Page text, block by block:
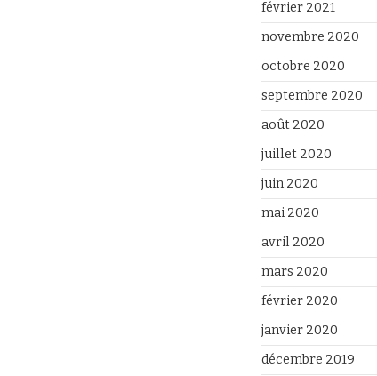
février 2021
novembre 2020
octobre 2020
septembre 2020
août 2020
juillet 2020
juin 2020
mai 2020
avril 2020
mars 2020
février 2020
janvier 2020
décembre 2019